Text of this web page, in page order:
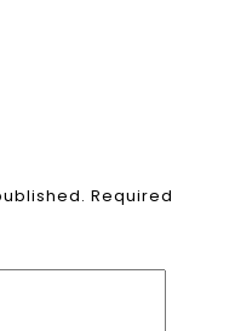
Required